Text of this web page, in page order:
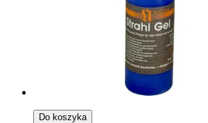
Do koszyka